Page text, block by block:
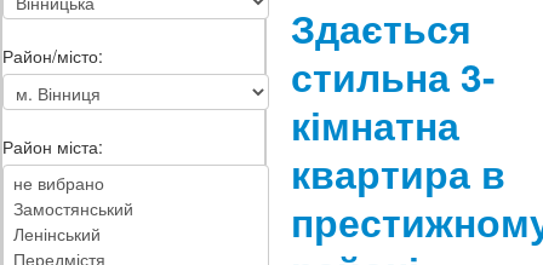
Район/місто:
Район міста:
Здається
стильна 3-
кімнатна
квартира в